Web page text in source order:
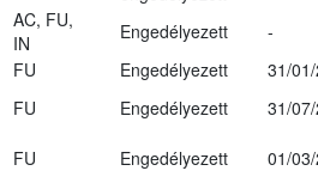
AC, FU,
IN
Engedélyezett
-
FU Engedélyezett
31/
FU Engedélyezett
31/
FU Engedélyezett 01/